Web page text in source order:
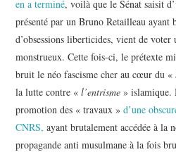
en a terminé, voilà que le Sénat saisit
présenté par un Bruno Retailleau ayant
d’obsessions liberticides, vient de voter
monstrueux. Cette fois-ci, le prétexte
bruit le néo fascisme cher au cœur du «
la lutte contre «l’entrisme » islamique.
promotion des « travaux »d’une
CNRS, ayant brutalement accédée à la
propagande anti musulmane à la fois